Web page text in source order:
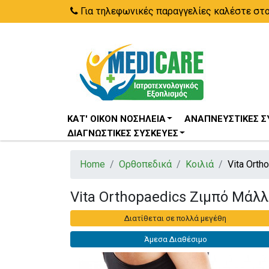
Για τηλεφωνικές παραγγελίες καλέστε
ΚΑΤ' ΟΊΚΟΝ ΝΟΣΗΛΕΊΑ
ΑΝΑΠΝΕΥΣΤΙΚΈΣ
ΔΙΑΓΝΩΣΤΙΚΈΣ ΣΥΣΚΕΥΈΣ
Home Ορθοπεδικά Κοιλιά Vita
Vita Orthopaedics Ζιμπό
Διατίθεται σε πολλά μεγέθη
Άμεσα Διαθέσιμο